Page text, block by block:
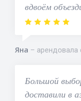
вдвоём
Яна арендовала
Большой
доставили в